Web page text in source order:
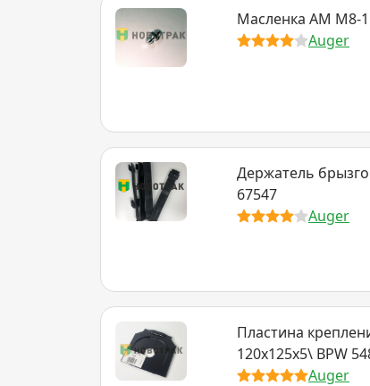
Масленка AM M8-
Auger
Держатель
67547
Auger
Пластина
120x125x5\ BPW
Auger